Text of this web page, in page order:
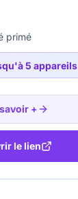
primé
5 appareils
+
le lien